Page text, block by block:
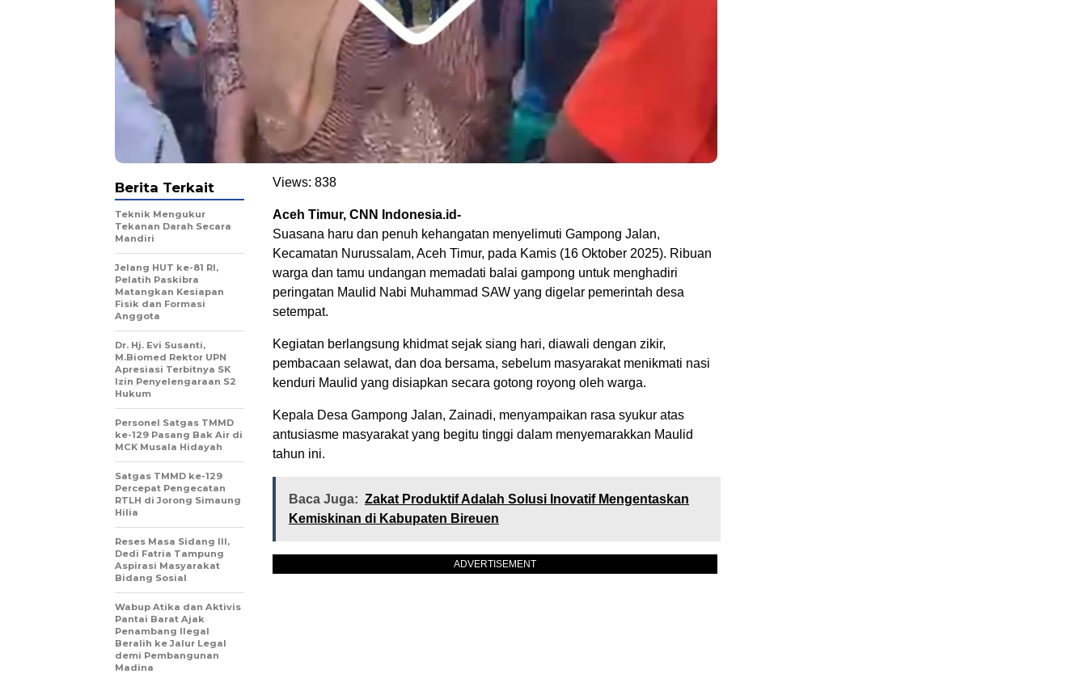
Views: 838
Aceh Timur, CNN Indonesia.id-
Suasana haru dan penuh kehangatan menyelimuti Gampong Jalan,
Kecamatan Nurussalam, Aceh Timur, pada Kamis (16 Oktober 2025). Ribuan
warga dan tamu undangan memadati balai gampong untuk menghadiri
peringatan Maulid Nabi Muhammad SAW yang digelar pemerintah desa
setempat.
Kegiatan berlangsung khidmat sejak siang hari, diawali dengan zikir,
pembacaan selawat, dan doa bersama, sebelum masyarakat menikmati nasi
kenduri Maulid yang disiapkan secara gotong royong oleh warga.
Kepala Desa Gampong Jalan, Zainadi, menyampaikan rasa syukur atas
antusiasme masyarakat yang begitu tinggi dalam menyemarakkan Maulid
tahun ini.
Baca Juga: Zakat Produktif Adalah Solusi Inovatif Mengentaskan
Kemiskinan di Kabupaten Bireuen
ADVERTISEMENT
Berita Terkait
Teknik Mengukur
Tekanan Darah Secara
Mandiri
Jelang HUT ke-81 RI,
Pelatih Paskibra
Matangkan Kesiapan
Fisik dan Formasi
Anggota
Dr. Hj. Evi Susanti,
M.Biomed Rektor UPN
Apresiasi Terbitnya SK
Izin Penyelengaraan S2
Hukum
Personel Satgas TMMD
ke-129 Pasang Bak Air di
MCK Musala Hidayah
Satgas TMMD ke-129
Percepat Pengecatan
RTLH di Jorong Simaung
Hilia
Reses Masa Sidang III,
Dedi Fatria Tampung
Aspirasi Masyarakat
Bidang Sosial
Wabup Atika dan Aktivis
Pantai Barat Ajak
Penambang Ilegal
Beralih ke Jalur Legal
demi Pembangunan
Madina